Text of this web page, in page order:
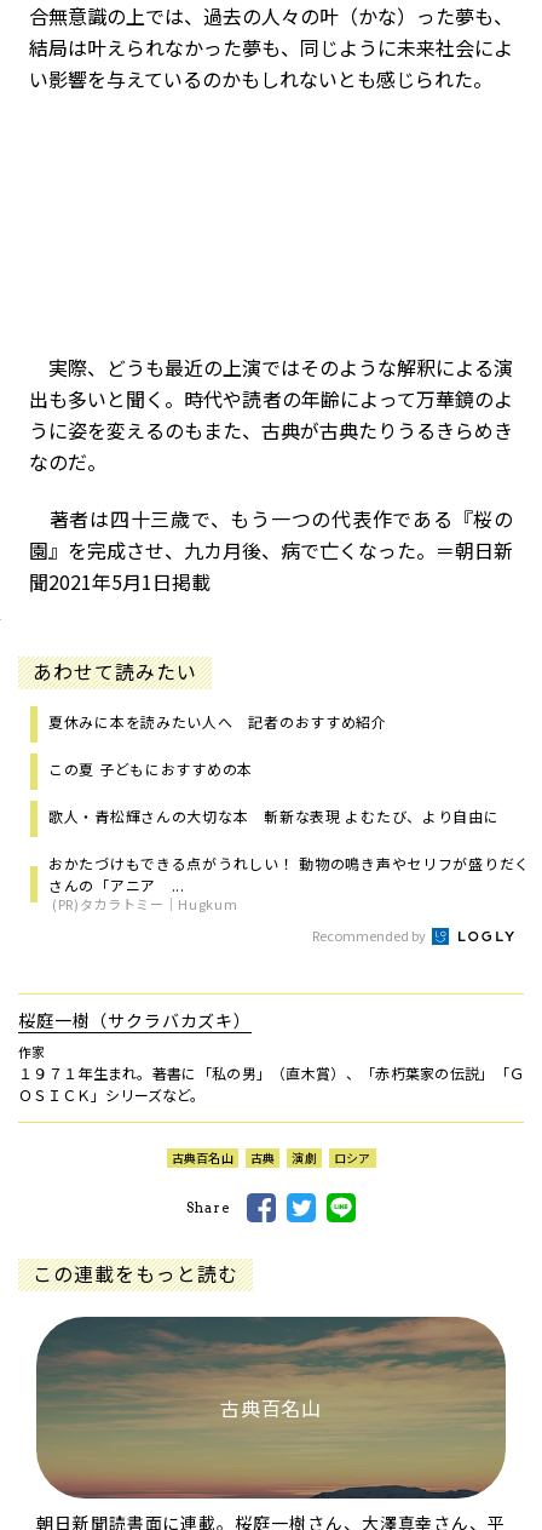
合無意識の上では、過去の人々の叶（かな）った夢も、
結局は叶えられなかった夢も、同じように未来社会によ
い影響を与えているのかもしれないとも感じられた。
実際、どうも最近の上演ではそのような解釈による演
出も多いと聞く。時代や読者の年齢によって万華鏡のよ
うに姿を変えるのもまた、古典が古典たりうるきらめき
なのだ。
著者は四十三歳で、もう一つの代表作である『桜の
園』を完成させ、九カ月後、病で亡くなった。＝朝日新
聞2021年5月1日掲載
あわせて読みたい
夏休みに本を読みたい人へ 記者のおすすめ紹介
この夏 子どもにおすすめの本
歌人・青松輝さんの大切な本 斬新な表現 よむたび、より自由に
おかたづけもできる点がうれしい！ 動物の鳴き声やセリフが盛りだく
さんの「アニア ...
(PR)タカラトミー｜Hugkum
Recommended by
桜庭一樹（サクラバカズキ）
作家
１９７１年生まれ。著書に「私の男」（直木賞）、「赤朽葉家の伝説」「Ｇ
ＯＳＩＣＫ」シリーズなど。
古典百名山 古典 演劇 ロシア
Share
この連載をもっと読む
古典百名山
朝日新聞読書面に連載。桜庭一樹さん、大澤真幸さん、平